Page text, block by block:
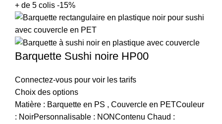
+ de 5 colis -15%
Barquette Sushi noire HP00
Connectez-vous pour voir les tarifs
Choix des options
Matière : Barquette en PS , Couvercle en PETCouleur
: NoirPersonnalisable : NONContenu Chaud :